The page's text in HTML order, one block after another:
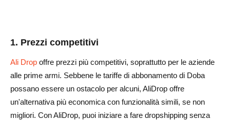
1. Prezzi competitivi
Ali Drop offre prezzi più competitivi, soprattutto per le aziende
alle prime armi. Sebbene le tariffe di abbonamento di Doba
possano essere un ostacolo per alcuni, AliDrop offre
un'alternativa più economica con funzionalità simili, se non
migliori. Con AliDrop, puoi iniziare a fare dropshipping senza